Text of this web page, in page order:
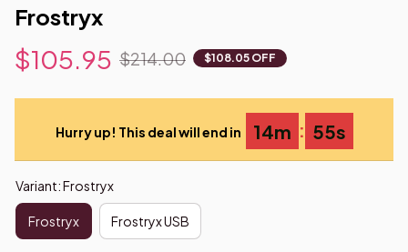
Frostryx
$105.95 $214.00 $108.05 OFF
Hurry up! This deal will end in 14m : 55s
Variant: Frostryx
Frostryx Frostryx USB